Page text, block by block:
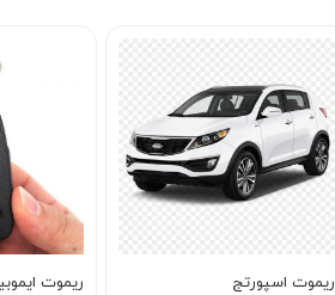
ریموت اسپورتج ریموت